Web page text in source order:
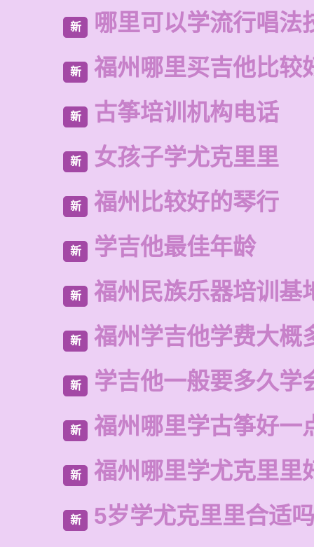
新 哪里可以学流行唱法
新 福州哪里买吉他比较
新 古筝培训机构电话
新 女孩子学尤克里里
新 福州比较好的琴行
新 学吉他最佳年龄
新 福州民族乐器培训基
新 福州学吉他学费大概
新 学吉他一般要多久学
新 福州哪里学古筝好一
新 福州哪里学尤克里里
新 5岁学尤克里里合适吗